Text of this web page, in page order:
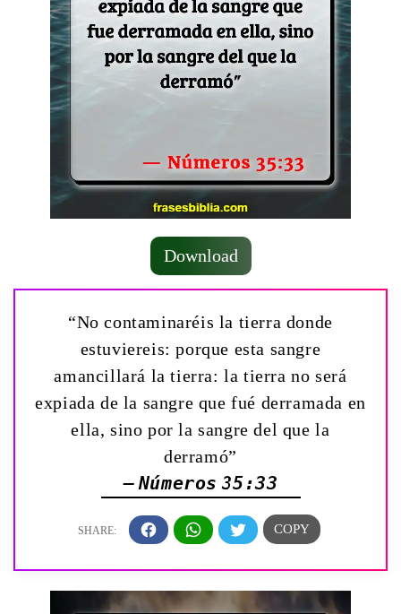
Download
“No contaminaréis la tierra donde
estuviereis: porque esta sangre
amancillará la tierra: la tierra no será
expiada de la sangre que fué derramada en
ella, sino por la sangre del que la
derramó”
— Números 35:33